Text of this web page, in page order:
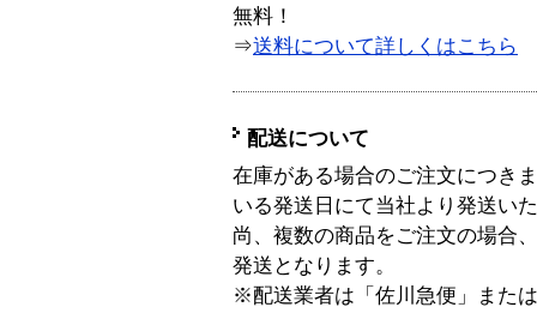
無料！
⇒送料について詳しくはこちら
配送について
在庫がある場合のご注文につき
いる発送日にて当社より発送い
尚、複数の商品をご注文の場合
発送となります。
※配送業者は「佐川急便」また